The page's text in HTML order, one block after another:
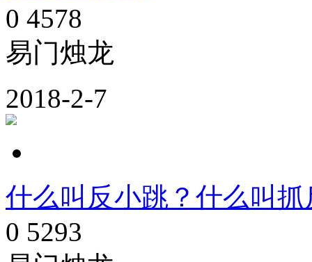
0 4578
易门烛龙
2018-2-7
什么叫反小跳？什么叫抓
0 5293